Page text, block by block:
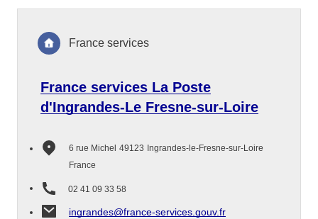
France services La Poste
d'Ingrandes-Le Fresne-sur-Loire
6 rue Michel 49123 Ingrandes-le-Fresne-sur-Loire
France
02 41 09 33 58
ingrandes@france-services.gouv.fr
France services